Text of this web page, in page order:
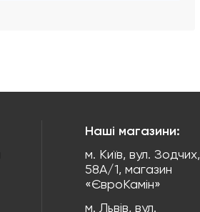
Наші магазини:
м. Київ, вул. Зодчих,
58А/1, магазин
«ЄвроКамін»
м. Львів, вул.